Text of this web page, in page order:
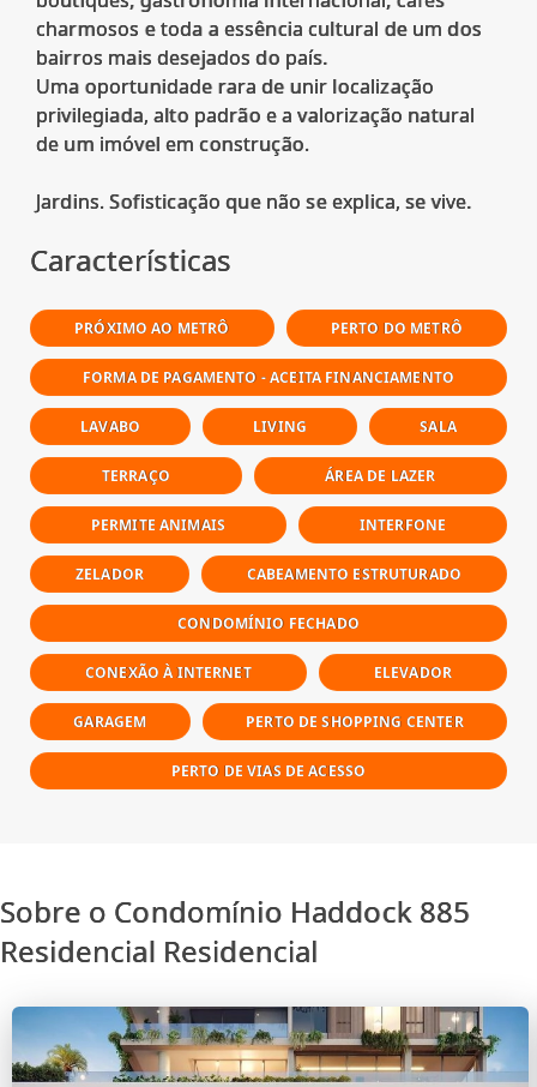
charmosos e toda a essência cultural de um dos
bairros mais desejados do país.
Uma oportunidade rara de unir localização
privilegiada, alto padrão e a valorização natural
de um imóvel em construção.
Características
PRÓXIMO AO METRÔ PERTO DO METRÔ
FORMA DE PAGAMENTO - ACEITA FINANCIAMENTO
LAVABO LIVING SALA
TERRAÇO ÁREA DE LAZER
PERMITE ANIMAIS INTERFONE
ZELADOR CABEAMENTO ESTRUTURADO
CONDOMÍNIO FECHADO
CONEXÃO À INTERNET ELEVADOR
GARAGEM PERTO DE SHOPPING CENTER
PERTO DE VIAS DE ACESSO
Sobre o Condomínio Haddock 885
Residencial Residencial